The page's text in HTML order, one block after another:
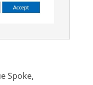
Spoke,